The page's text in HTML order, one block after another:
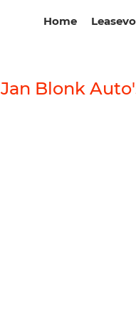
Home
Jan Blonk